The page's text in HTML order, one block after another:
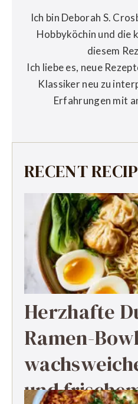
Ich bin Deborah S.
Hobbyköchin und die
diesem
Ich liebe es, neue
Klassiker neu zu
Erfahrungen mit
RECENT
Herzhafte
Ramen-
und